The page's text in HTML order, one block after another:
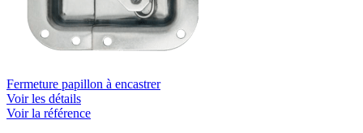
Fermeture papillon à encastrer
Voir les détails
Voir la référence